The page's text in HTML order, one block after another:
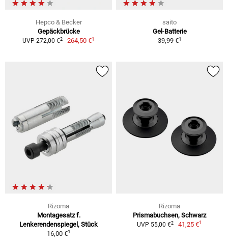
Hepco & Becker
Gepäckbrücke
UVP 272,00 €2 264,50 €1
saito
Gel-Batterie
39,99 €1
Rizoma
Montagesatz f.
Lenkerendenspiegel, Stück
16,00 €1
Rizoma
Prismabuchsen, Schwarz
UVP 55,00 €2 41,25 €1